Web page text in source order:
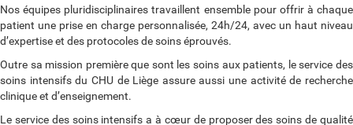
Nos équipes pluridisciplinaires travaillent ensemble pour offrir à chaque
patient une prise en charge personnalisée, 24h/24, avec un haut niveau
d’expertise et des protocoles de soins éprouvés.
Outre sa mission première que sont les soins aux patients, le service des
soins intensifs du CHU de Liège assure aussi une activité de recherche
clinique et d’enseignement.
Le service des soins intensifs a à cœur de proposer des soins de qualité